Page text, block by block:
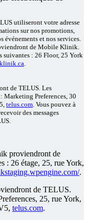
utiliseront votre adresse
sur nos promotions,
événements et nos services.
de Mobile Klinik.
: 26 Floor, 25 York
de TELUS. Les
Marketing Preferences, 30
telus.com . Vous pouvez à
des messages
proviendront de
: 26 étage, 25, rue York,
.
de TELUS.
25, rue York,
telus.com.